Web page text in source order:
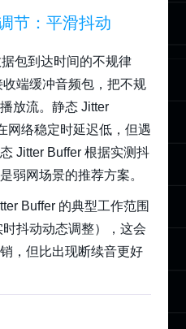
节：平滑抖动
包到达时间的不规律
端缓冲音频包，把不规
放流。静态 Jitter
网络稳定时延迟低，但遇
Jitter Buffer 根据实测抖
弱网场景的推荐方案。
Buffer 的典型工作范围
抖动动态调整），这会
，但比出现断续音更好